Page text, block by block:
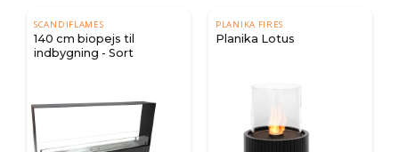
SCANDIFLAMES
140 cm biopejs til
indbygning - Sort
PLANIKA FIRES
Planika Lotus